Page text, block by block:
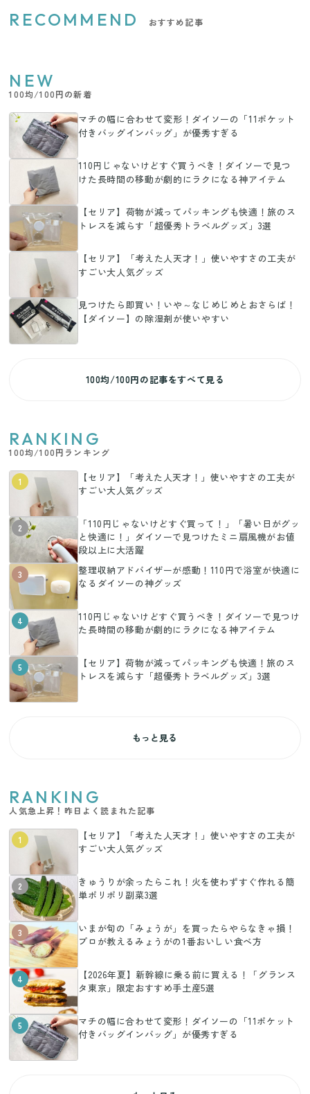
RECOMMEND おすすめ記事
NEW
100均/100円の新着
マチの幅に合わせて変形！ダイソーの「11ポケット
付きバッグインバッグ」が優秀すぎる
110円じゃないけどすぐ買うべき！ダイソーで見つ
けた長時間の移動が劇的にラクになる神アイテム
【セリア】荷物が減ってパッキングも快適！旅のス
トレスを減らす「超優秀トラベルグッズ」3選
【セリア】「考えた人天才！」使いやすさの工夫が
すごい大人気グッズ
見つけたら即買い！いや～なじめじめとおさらば！
【ダイソー】の除湿剤が使いやすい
100均/100円の記事をすべて見る
RANKING
100均/100円ランキング
1
【セリア】「考えた人天才！」使いやすさの工夫が
すごい大人気グッズ
2
「110円じゃないけどすぐ買って！」「暑い日がグッ
と快適に！」ダイソーで見つけたミニ扇風機がお値
段以上に大活躍
3
整理収納アドバイザーが感動！110円で浴室が快適に
なるダイソーの神グッズ
4
110円じゃないけどすぐ買うべき！ダイソーで見つけ
た長時間の移動が劇的にラクになる神アイテム
5
【セリア】荷物が減ってパッキングも快適！旅のス
トレスを減らす「超優秀トラベルグッズ」3選
もっと見る
RANKING
人気急上昇！昨日よく読まれた記事
1
【セリア】「考えた人天才！」使いやすさの工夫が
すごい大人気グッズ
2
きゅうりが余ったらこれ！火を使わずすぐ作れる簡
単ポリポリ副菜3選
3
いまが旬の「みょうが」を買ったらやらなきゃ損！
プロが教えるみょうがの1番おいしい食べ方
4
【2026年夏】新幹線に乗る前に買える！「グランス
タ東京」限定おすすめ手土産5選
5
マチの幅に合わせて変形！ダイソーの「11ポケット
付きバッグインバッグ」が優秀すぎる